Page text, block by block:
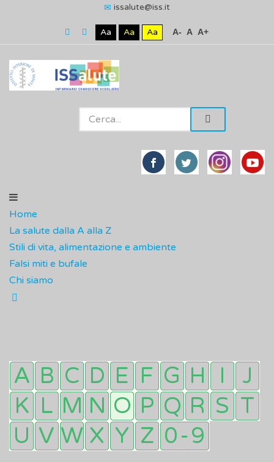
issalute@iss.it
Aa Aa Aa A- A A+
Home
La salute dalla A alla Z
Stili di vita, alimentazione e ambiente
Falsi miti e bufale
Chi siamo